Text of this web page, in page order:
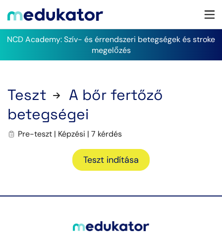
NCD Academy: Szív- és érrendszeri betegségek és stroke
megelőzés
Teszt
A bőr fertőző
betegségei
Pre-teszt | Képzési | 7 kérdés
Teszt indítása